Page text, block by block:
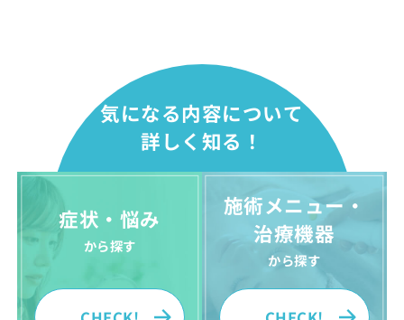
気になる内容について
詳しく知る！
症状・悩み
から探す
施術メニュー・
治療機器
から探す